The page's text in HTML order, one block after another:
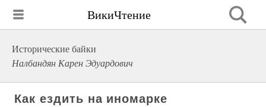
ВикиЧтение
Исторические байки
Налбандян Карен Эдуардович
Как ездить на иномарке